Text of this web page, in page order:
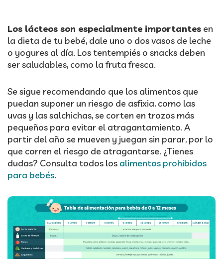
Los lácteos son especialmente importantes en
la dieta de tu bebé, dale uno o dos vasos de leche
o yogures al día. Los tentempiés o snacks deben
ser saludables, como la fruta fresca.
Se sigue recomendando que los alimentos que
puedan suponer un riesgo de asfixia, como las
uvas y las salchichas, se corten en trozos más
pequeños para evitar el atragantamiento. A
partir del año se mueven y juegan sin parar, por lo
que corren el riesgo de atragantarse. ¿Tienes
dudas? Consulta todos los alimentos prohibidos
para bebés.